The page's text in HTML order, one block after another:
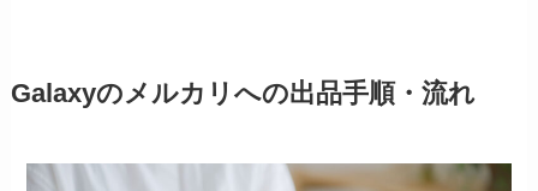
Galaxyのメルカリへの出品手順・流れ